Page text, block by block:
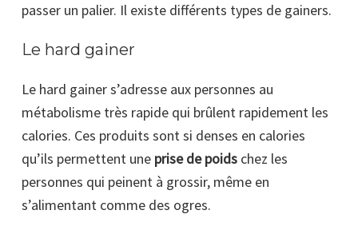
passer un palier. Il existe différents types de gainers.
Le hard gainer
Le hard gainer s’adresse aux personnes au
métabolisme très rapide qui brûlent rapidement les
calories. Ces produits sont si denses en calories
qu’ils permettent une prise de poids chez les
personnes qui peinent à grossir, même en
s’alimentant comme des ogres.